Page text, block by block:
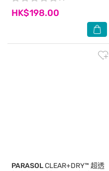
HK$198.00
PARASOLCLEAR+DRY™ 超透